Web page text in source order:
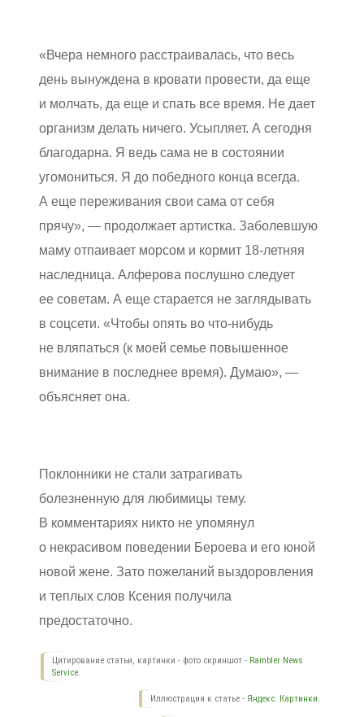
«Вчера немного расстраивалась, что весь
день вынуждена в кровати провести, да еще
и молчать, да еще и спать все время. Не дает
организм делать ничего. Усыпляет. А сегодня
благодарна. Я ведь сама не в состоянии
угомониться. Я до победного конца всегда.
А еще переживания свои сама от себя
прячу», — продолжает артистка. Заболевшую
маму отпаивает морсом и кормит 18-летняя
наследница. Алферова послушно следует
ее советам. А еще старается не заглядывать
в соцсети. «Чтобы опять во что-нибудь
не вляпаться (к моей семье повышенное
внимание в последнее время). Думаю», —
объясняет она.
Поклонники не стали затрагивать
болезненную для любимицы тему.
В комментариях никто не упомянул
о некрасивом поведении Бероева и его юной
новой жене. Зато пожеланий выздоровления
и теплых слов Ксения получила
предостаточно.
Цитирование статьи, картинки - фото скриншот - Rambler News
Service.
Иллюстрация к статье - Яндекс. Картинки.